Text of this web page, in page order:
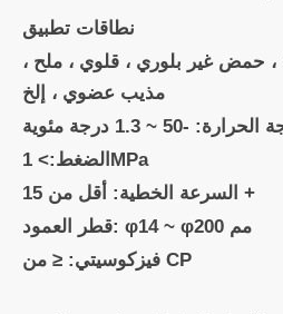
نطاقات تطبيق
حمض غير بلوري ، قلوي ، ملح ،
مذيب عضوي ، إلخ
-50 ~ 1.3 درجة مئوية
الضغط:> 1MPa
السرعة الخطية: أقل من 15 +
قطر العمود: φ14 ~ φ200 مم
فيزكوسيتي: ≤ من CP